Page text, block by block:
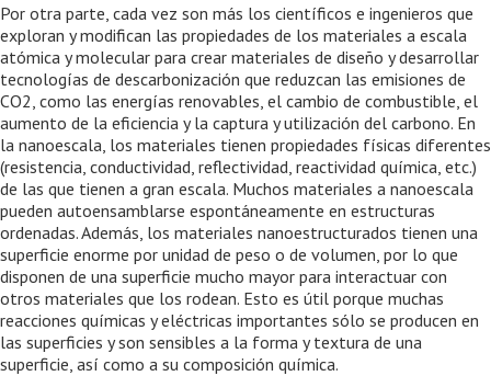
Por otra parte, cada vez son más los científicos e ingenieros que
exploran y modifican las propiedades de los materiales a escala
atómica y molecular para crear materiales de diseño y desarrollar
tecnologías de descarbonización que reduzcan las emisiones de
CO2, como las energías renovables, el cambio de combustible, el
aumento de la eficiencia y la captura y utilización del carbono. En
la nanoescala, los materiales tienen propiedades físicas diferentes
(resistencia, conductividad, reflectividad, reactividad química, etc.)
de las que tienen a gran escala. Muchos materiales a nanoescala
pueden autoensamblarse espontáneamente en estructuras
ordenadas. Además, los materiales nanoestructurados tienen una
superficie enorme por unidad de peso o de volumen, por lo que
disponen de una superficie mucho mayor para interactuar con
otros materiales que los rodean. Esto es útil porque muchas
reacciones químicas y eléctricas importantes sólo se producen en
las superficies y son sensibles a la forma y textura de una
superficie, así como a su composición química.